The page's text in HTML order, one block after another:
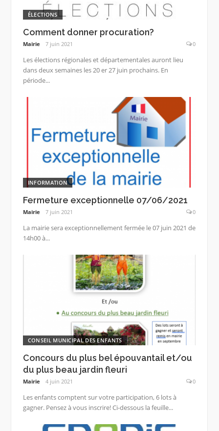
ÉLECTIONS
Comment donner procuration?
Mairie 7 juin 2021 0
Les élections régionales et départementales auront lieu
dans deux semaines les 20 er 27 juin prochains. En
période...
INFORMATION
Fermeture exceptionnelle 07/06/2021
Mairie 7 juin 2021 0
La mairie sera exceptionnellement fermée le 07 juin 2021 de
14h00 à...
CONSEIL MUNICIPAL DES ENFANTS
Concours du plus bel épouvantail et/ou
du plus beau jardin fleuri
Mairie 4 juin 2021 0
Les enfants comptent sur votre participation, 6 lots à
gagner. Pensez à vous inscrire! Ci-dessous la feuille...